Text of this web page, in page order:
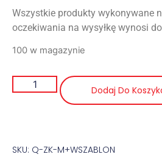
Wszystkie produkty wykonywane
oczekiwania na wysyłkę wynosi
100 w magazynie
Dodaj Do
SKU: Q-ZK-M+WSZABLON